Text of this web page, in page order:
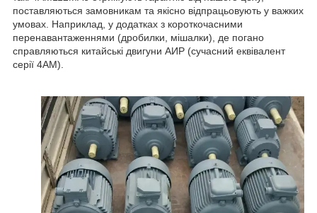
поставляються замовникам та якісно відпрацьовують у важких
умовах. Наприклад, у додатках з короткочасними
перенавантаженнями (дробилки, мішалки), де погано
справляються китайські двигуни АИР (сучасний еквівалент
серії 4АМ).